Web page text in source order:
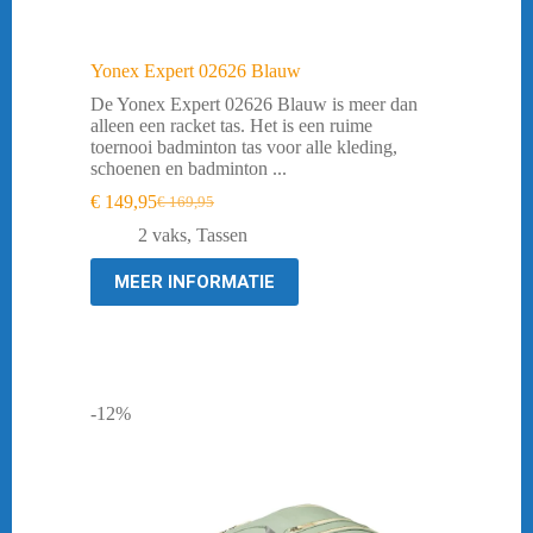
Yonex Expert 02626 Blauw
De Yonex Expert 02626 Blauw is meer dan
alleen een racket tas. Het is een ruime
toernooi badminton tas voor alle kleding,
schoenen en badminton ...
€169,95
Oorspronkelijke
prijs
was:
€ 169,95.
€ 149,95Huidige
prijs
is:
€ 149,95.
2 vaks, Tassen
MEER INFORMATIE
-12%